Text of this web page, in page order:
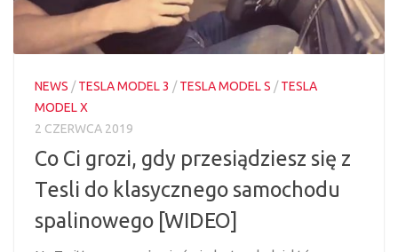
NEWS /TESLA MODEL 3 /TESLA MODEL S /TESLA
MODEL X
2 CZERWCA 2019
Co Ci grozi, gdy przesiądziesz się z
Tesli do klasycznego samochodu
spalinowego [WIDEO]